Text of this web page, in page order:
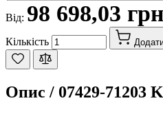
Від: 98 698,03 грн
Кількість
Опис / 07429-71203